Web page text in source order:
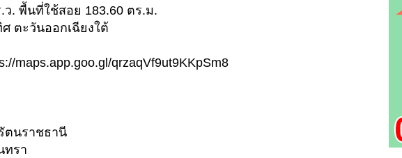
ว. พื้นที่ใช้สอย 183.60 ตร.ม.
ตะวันออกเฉียงใต้
maps.app.goo.gl/qrzaqVf9ut9KKpSm8
ตนราชธานี
ทรา